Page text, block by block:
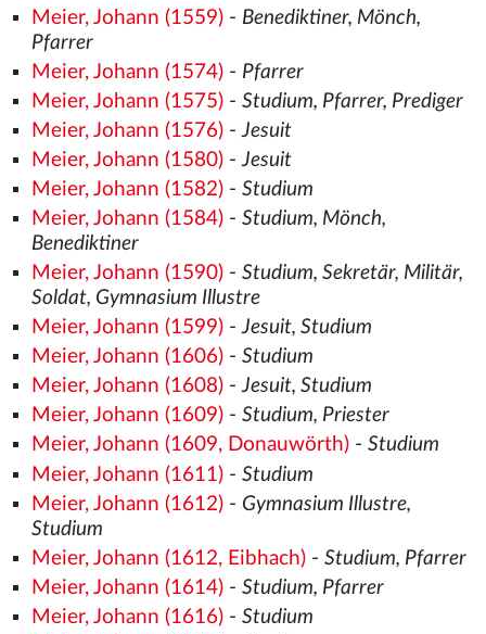
Meier, Johann (1559)- Benediktiner, Mönch,
Pfarrer
Meier, Johann (1574)- Pfarrer
Meier, Johann (1575)- Studium, Pfarrer, Prediger
Meier, Johann (1576)-Jesuit
Meier, Johann (1580)-Jesuit
Meier, Johann (1582)- Studium
Meier, Johann (1584)- Studium, Mönch,
Benediktiner
Meier, Johann (1590)- Studium, Sekretär, Militär,
Soldat, Gymnasium Illustre
Meier, Johann (1599)-Jesuit, Studium
Meier, Johann (1606)- Studium
Meier, Johann (1608)-Jesuit, Studium
Meier, Johann (1609)- Studium, Priester
Meier, Johann (1609, Donauwörth)- Studium
Meier, Johann (1611)- Studium
Meier, Johann (1612)- Gymnasium Illustre,
Studium
Meier, Johann (1612, Eibhach)- Studium, Pfarrer
Meier, Johann (1614)- Studium, Pfarrer
Meier, Johann (1616)- Studium